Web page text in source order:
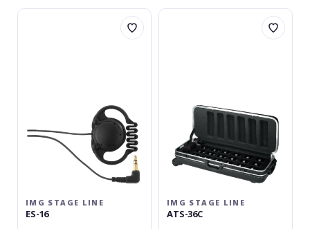
img
IMG STAGE LINE
ES-16
img
IMG STAGE LINE
ATS-36C